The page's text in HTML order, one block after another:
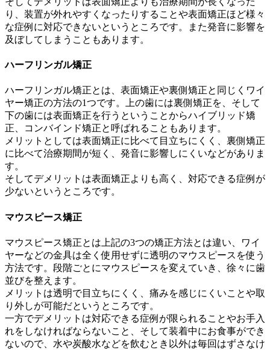
り、装置が外れやすくなったりすることや表面矯正ほど様々
な症例に対応できないというところです。また発音に影響を
及ぼしてしまうこともあります。
ハーフリンガル矯正
ハーフリンガル矯正とは、表面矯正や裏側矯正と同じくワイ
ヤー矯正の方法の1つです。上の歯には裏側矯正を、そして
下の歯には表面矯正を行うということからハイブリッド矯
正、コンバインド矯正と呼ばれることもあります。
メリットとしては表面矯正に比べて目立ちにくく、裏側矯正
に比べて治療期間が短く、発音に影響しにくいなどがありま
す。
そしてデメリットは表面矯正よりも高く、対応できる症例が
少ないというところです。
マウスピース矯正
マウスピース矯正とは上記の3つの矯正方法とは違い、ワイ
ヤーなどの金具は全く使用せずに透明のマウスピースを使う
方法です。段階ごとにマウスピースを変えていき、徐々に歯
並びを整えます。
メリットは透明で目立ちにくく、痛みを感じにくいことや取
り外しが可能だというところです。
一方でデメリットは対応できる症例が限られることやお手入
れをしなければならないこと、そして装着中にお食事ができ
ないので、水や炭酸水などを飲むとき以外は毎回はずさなけ